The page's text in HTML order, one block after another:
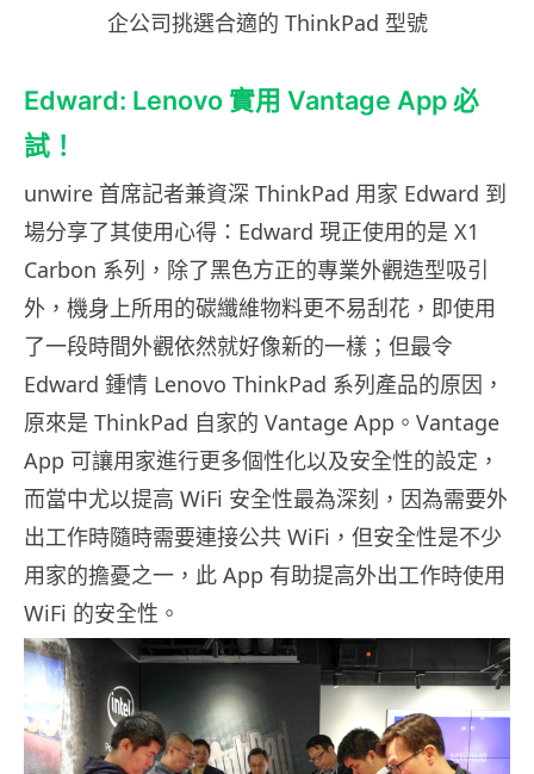
企公司挑選合適的 ThinkPad 型號
Edward: Lenovo 實用 Vantage App 必
試！
unwire 首席記者兼資深 ThinkPad 用家 Edward 到
場分享了其使用心得：Edward 現正使用的是 X1
Carbon 系列，除了黑色方正的專業外觀造型吸引
外，機身上所用的碳纖維物料更不易刮花，即使用
了一段時間外觀依然就好像新的一樣；但最令
Edward 鍾情 Lenovo ThinkPad 系列產品的原因，
原來是 ThinkPad 自家的 Vantage App。Vantage
App 可讓用家進行更多個性化以及安全性的設定，
而當中尤以提高 WiFi 安全性最為深刻，因為需要外
出工作時隨時需要連接公共 WiFi，但安全性是不少
用家的擔憂之一，此 App 有助提高外出工作時使用
WiFi 的安全性。